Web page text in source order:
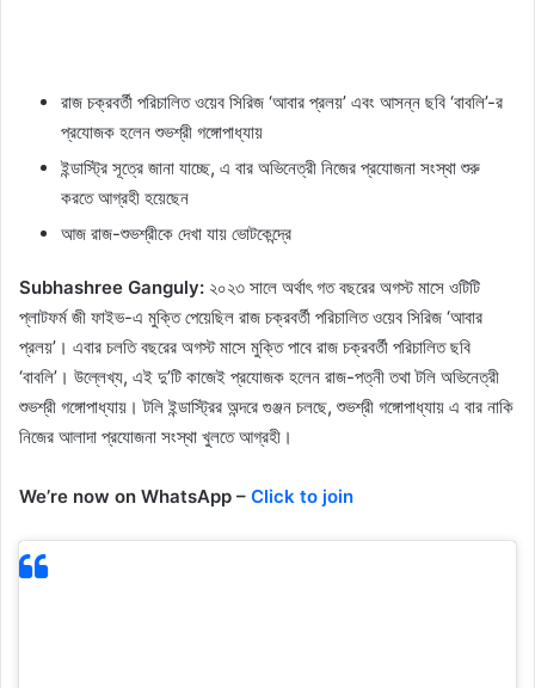
রাজ চক্রবর্তী পরিচালিত ওয়েব সিরিজ ‘আবার প্রলয়’ এবং আসন্ন ছবি ‘বাবলি’-র
প্রযোজক হলেন শুভশ্রী গঙ্গোপাধ্যায়
ইন্ডাস্ট্রি সূত্রে জানা যাচ্ছে, এ বার অভিনেত্রী নিজের প্রযোজনা সংস্থা শুরু
করতে আগ্রহী হয়েছেন
আজ রাজ-শুভশ্রীকে দেখা যায় ভোটকেন্দ্রে
Subhashree Ganguly: ২০২৩ সালে অর্থাৎ গত বছরের অগস্ট মাসে ওটিটি
প্লাটফর্ম জী ফাইভ-এ মুক্তি পেয়েছিল রাজ চক্রবর্তী পরিচালিত ওয়েব সিরিজ ‘আবার
প্রলয়’। এবার চলতি বছরের অগস্ট মাসে মুক্তি পাবে রাজ চক্রবর্তী পরিচালিত ছবি
‘বাবলি’। উল্লেখ্য, এই দু’টি কাজেই প্রযোজক হলেন রাজ-পত্নী তথা টলি অভিনেত্রী
শুভশ্রী গঙ্গোপাধ্যায়। টলি ইন্ডাস্ট্রির অন্দরে গুঞ্জন চলছে, শুভশ্রী গঙ্গোপাধ্যায় এ বার নাকি
নিজের আলাদা প্রযোজনা সংস্থা খুলতে আগ্রহী।
We’re now on WhatsApp – Click to join